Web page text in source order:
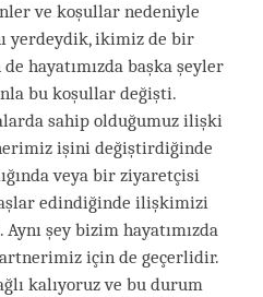
ve koşullar nedeniyle
yerdeydik, ikimiz de bir
hayatımızda başka şeyler
bu koşullar değişti.
sahip olduğumuz ilişki
işini değiştirdiğinde
veya bir ziyaretçisi
edindiğinde ilişkimizi
şey bizim hayatımızda
için de geçerlidir.
kalıyoruz ve bu durum